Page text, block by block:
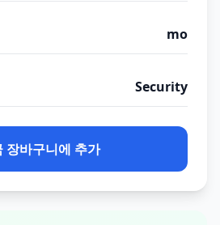
mo
Security
장바구니에 추가